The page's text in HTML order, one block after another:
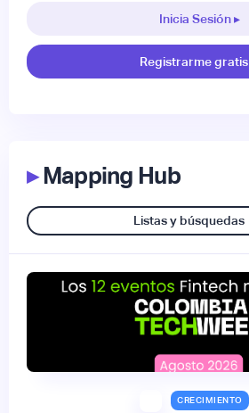
Inicia Sesión ▸
Registrarme gratis
▸Mapping Hub
Listas y búsquedas
CRECIMIENTO